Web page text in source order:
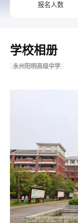
报名人数
学校相册
永州阳明高级中学